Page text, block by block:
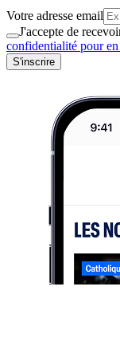
Votre adresse email
J'accepte de
confidentialité pour
S'inscrire